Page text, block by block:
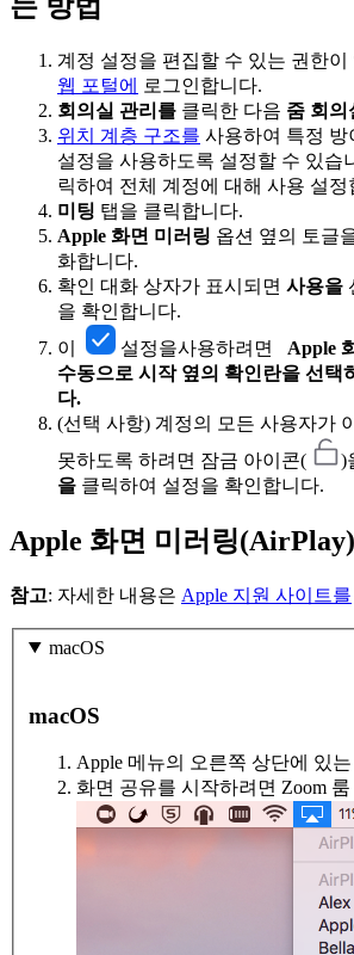
계정 설정을 편집할 수 있는 권한이
웹 포털에
로그인합니다.
회의실 관리를 클릭한 다음 줌 회의
위치 계층 구조를 사용하여 특정 방
설정을 사용하도록 설정할 수 있습
릭하여 전체 계정에 대해 사용 설정
미팅 탭을 클릭합니다.
Apple 화면 미러링 옵션 옆의 토글
화합니다.
확인 대화 상자가 표시되면 사용을
을 확인합니다.
이
설정을사용하려면
Apple
수동으로 시작 옆의 확인란을 선택
다.
(선택 사항) 계정의 모든 사용자가
못하도록 하려면 잠금 아이콘(
)
을 클릭하여 설정을 확인합니다.
Apple 화면 미러링
참고: 자세한 내용은 Apple 지원 사이트를
macOS
macOS
Apple 메뉴의 오른쪽 상단에 있
화면 공유를 시작하려면 Zoom